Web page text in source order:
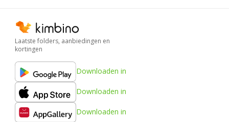
Laatste folders, aanbiedingen en
kortingen
Downloaden in
Downloaden in
Downloaden in